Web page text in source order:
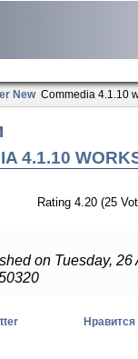
New Commedia 4.1.10
4.1.10
Rating 4.20 (25
on Tuesday, 26
Нравится